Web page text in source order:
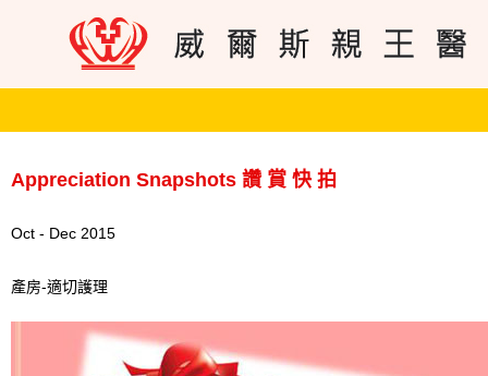
Appreciation Snapshots 讚 賞 快 拍
Oct - Dec 2015
產房-適切護理